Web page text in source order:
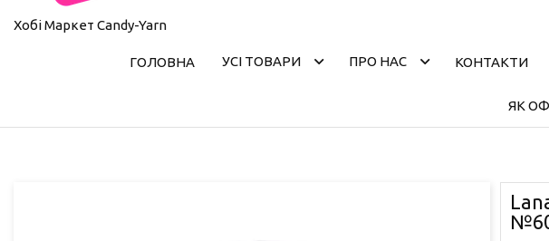
Хобі Маркет Candy-Yarn
ГОЛОВНА УСІ ТОВАРИ ПРО НАС КОНТАКТИ
ЯК